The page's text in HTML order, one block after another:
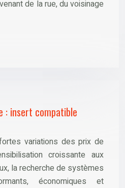
de la rue, du voisinage
: insert compatible
variations des prix de
croissante aux
la recherche de systèmes
économiques et